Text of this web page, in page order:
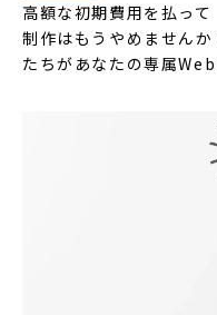
高額な初期費用を払っ
制作はもうやめません
たちがあなたの専属